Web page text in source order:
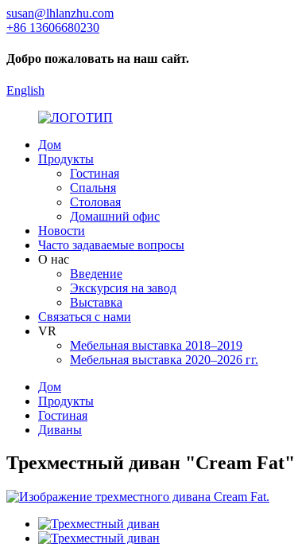
susan@lhlanzhu.com
+86 13606680230
Добро пожаловать на наш сайт.
English
Дом
Продукты
Гостиная
Спальня
Столовая
Домашний офис
Новости
Часто задаваемые вопросы
О нас
Введение
Экскурсия на завод
Выставка
Связаться с нами
VR
Мебельная выставка 2018–2019
Мебельная выставка 2020–2026 гг.
Дом
Продукты
Гостиная
Диваны
Трехместный диван "Cream Fat"